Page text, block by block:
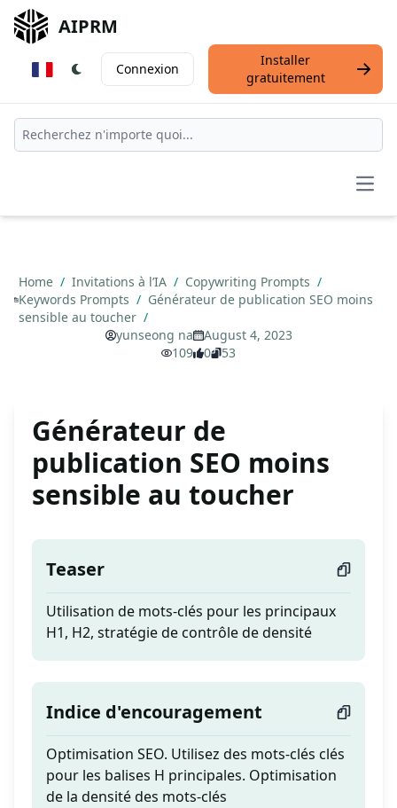
AIPRM
Connexion
Installer
gratuitement
Home / Invitations à l’IA / Copywriting Prompts /
Keywords Prompts / Générateur de publication SEO moins
sensible au toucher /
yunseong na
August 4, 2023
109
0 53
Générateur de
publication SEO moins
sensible au toucher
Teaser
Utilisation de mots-clés pour les principaux
H1, H2, stratégie de contrôle de densité
Indice d'encouragement
Optimisation SEO. Utilisez des mots-clés clés
pour les balises H principales. Optimisation
de la densité des mots-clés